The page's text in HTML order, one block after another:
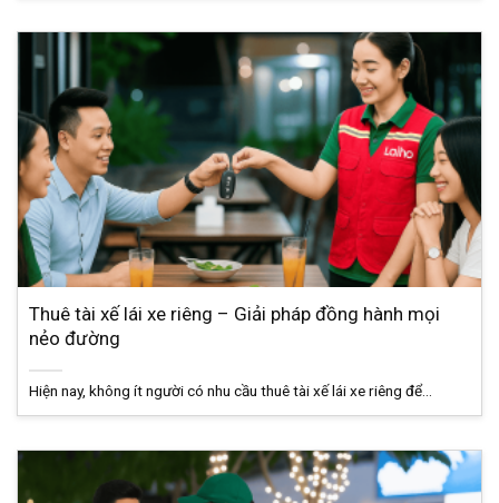
Thuê tài xế lái xe riêng – Giải pháp đồng hành mọi
nẻo đường
Hiện nay, không ít người có nhu cầu thuê tài xế lái xe riêng để...